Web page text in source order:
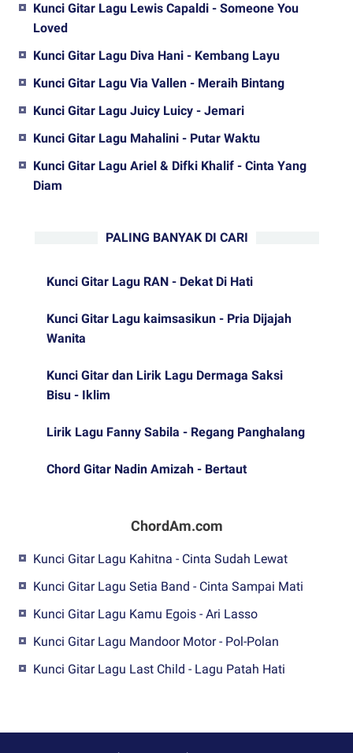
Kunci Gitar Lagu Lewis Capaldi - Someone You
Loved
Kunci Gitar Lagu Diva Hani - Kembang Layu
Kunci Gitar Lagu Via Vallen - Meraih Bintang
Kunci Gitar Lagu Juicy Luicy - Jemari
Kunci Gitar Lagu Mahalini - Putar Waktu
Kunci Gitar Lagu Ariel & Difki Khalif - Cinta Yang
Diam
PALING BANYAK DI CARI
Kunci Gitar Lagu RAN - Dekat Di Hati
Kunci Gitar Lagu kaimsasikun - Pria Dijajah
Wanita
Kunci Gitar dan Lirik Lagu Dermaga Saksi
Bisu - Iklim
Lirik Lagu Fanny Sabila - Regang Panghalang
Chord Gitar Nadin Amizah - Bertaut
ChordAm.com
Kunci Gitar Lagu Kahitna - Cinta Sudah Lewat
Kunci Gitar Lagu Setia Band - Cinta Sampai Mati
Kunci Gitar Lagu Kamu Egois - Ari Lasso
Kunci Gitar Lagu Mandoor Motor - Pol-Polan
Kunci Gitar Lagu Last Child - Lagu Patah Hati